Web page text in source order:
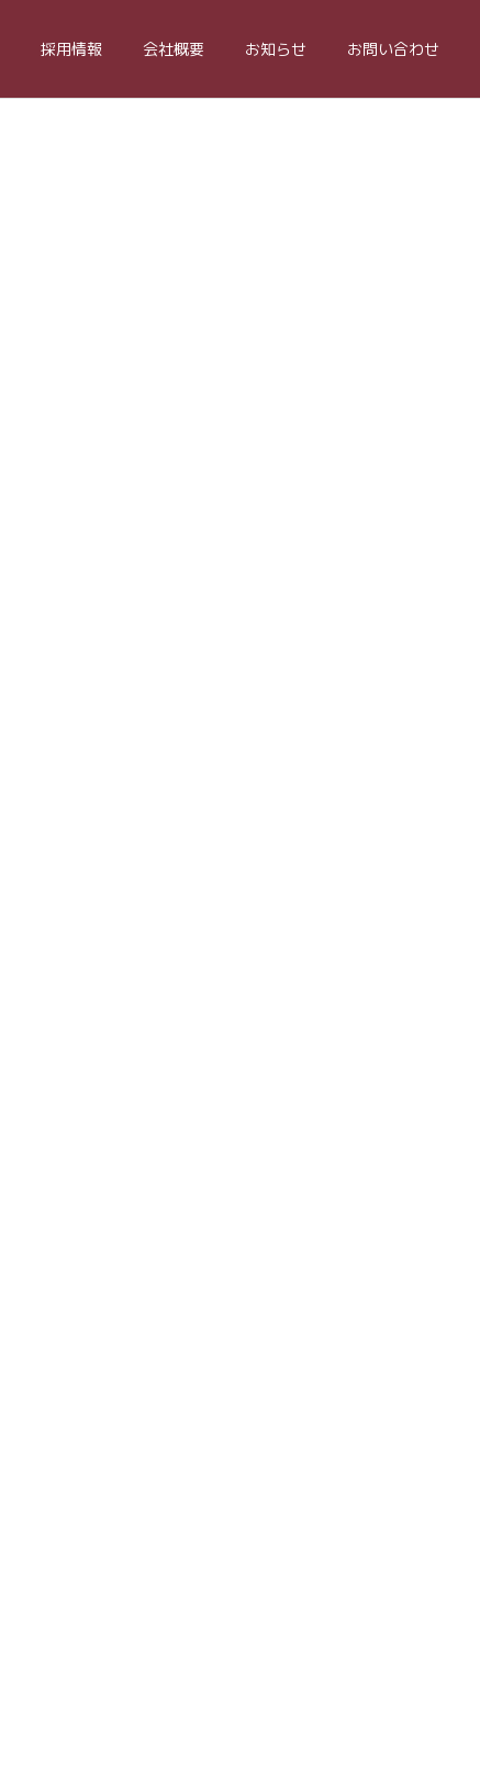
採用情報 会社概要 お知らせ お問い合わせ